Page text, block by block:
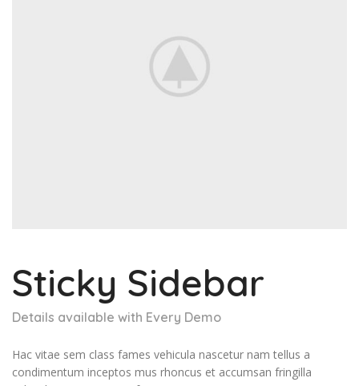
Sticky Sidebar
Details available with Every Demo
Hac vitae sem class fames vehicula nascetur nam tellus a
condimentum inceptos mus rhoncus et accumsan fringilla